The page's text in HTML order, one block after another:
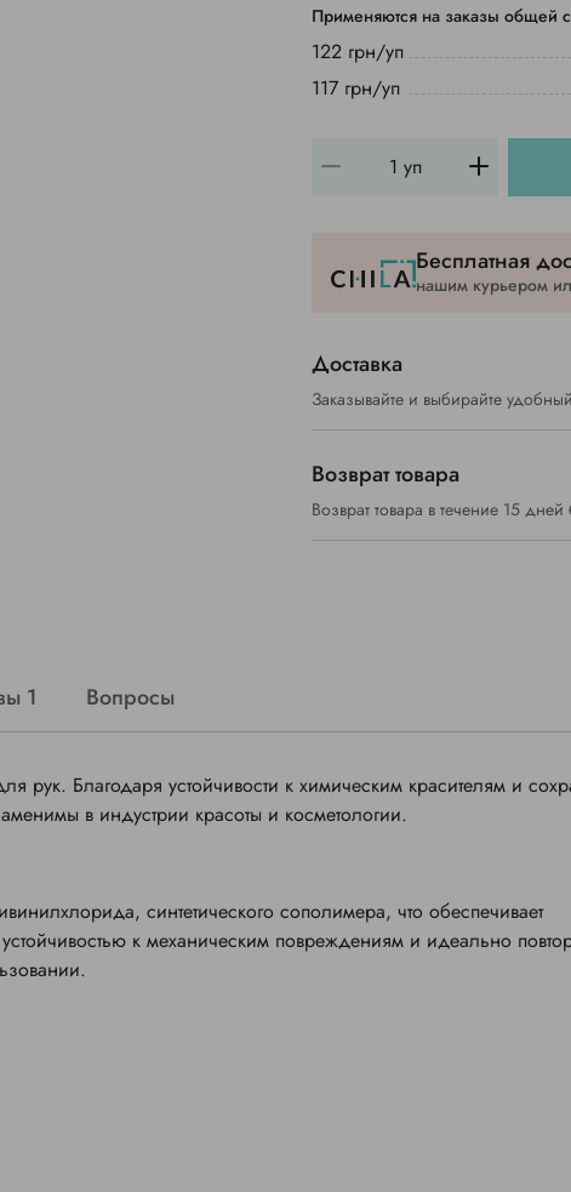
Применяются на заказы общей
122 грн/уп
117 грн/уп
Бесплатная
нашим курьером
Доставка
Заказывайте и выбирайте
Возврат товара
Возврат товара в течение 15 дней
1 Вопросы
рук. Благодаря устойчивости к химическим красителям и
в индустрии красоты и косметологии.
синтетического сополимера, что обеспечивает
к механическим повреждениям и идеально